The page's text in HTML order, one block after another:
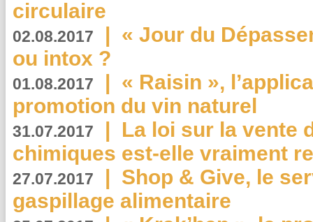
circulaire
02.08.2017 | « Jour du
ou intox ?
01.08.2017 | « Raisin »,
promotion du vin naturel
31.07.2017 | La loi sur la vente
chimiques est-elle vraiment
27.07.2017 | Shop & Give, le
gaspillage alimentaire